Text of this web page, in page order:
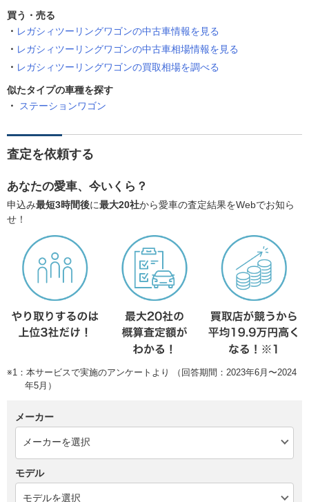
買う・売る
レガシィツーリングワゴンの中古車情報を見る
レガシィツーリングワゴンの中古車相場情報を見る
レガシィツーリングワゴンの買取相場を調べる
似たタイプの車種を探す
ステーションワゴン
査定を依頼する
あなたの愛車、今いくら？
申込み最短3時間後に最大20社から愛車の査定結果をWebでお知ら
せ！
※1：本サービスで実施のアンケートより （回答期間：2023年6月〜2024
年5月）
メーカー
モデル